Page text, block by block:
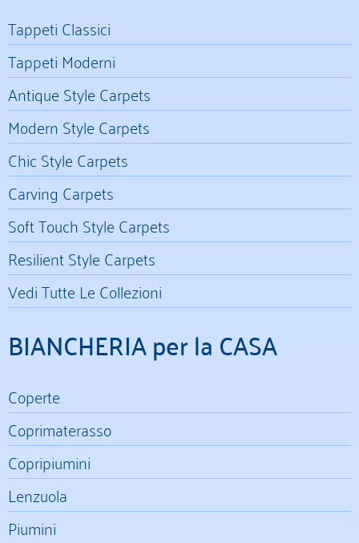
Tappeti Classici
Tappeti Moderni
Antique Style Carpets
Modern Style Carpets
Chic Style Carpets
Carving Carpets
Soft Touch Style Carpets
Resilient Style Carpets
Vedi Tutte Le Collezioni
BIANCHERIA per la CASA
Coperte
Coprimaterasso
Copripiumini
Lenzuola
Piumini